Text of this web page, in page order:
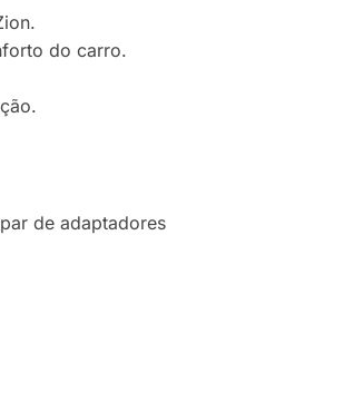
do carro.
de adaptadores